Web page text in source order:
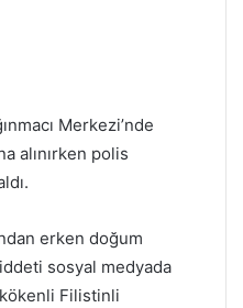
Merkezi’nde
alınırken polis
erken doğum
sosyal medyada
Filistinli